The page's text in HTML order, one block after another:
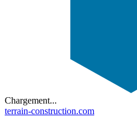
Chargement...
terrain-construction.com